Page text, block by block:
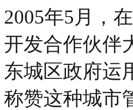
2005年5月，
开发合作伙伴
东城区政府运
称赞这种城市